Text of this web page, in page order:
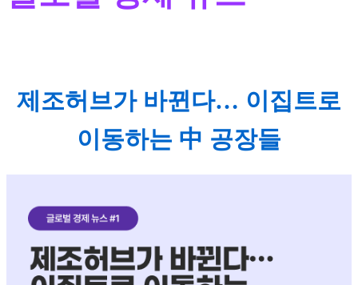
제조허브가 바뀐다… 이집트로
이동하는 中 공장들